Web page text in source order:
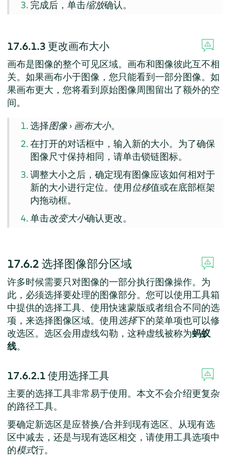
完成后，单击缩放确认。
17.6.1.3 更改画布大小
画布是图像的整个可见区域。画布和图像彼此互不相
关。如果画布小于图像，您只能看到一部分图像。如
果画布更大，您将看到原始图像周围留出了额外的空
间。
选择图像 › 画布大小。
在打开的对话框中，输入新的大小。为了确保
图像尺寸保持相同，请单击锁链图标。
调整大小之后，确定现有图像应该如何相对于
新的大小进行定位。使用位移值或在底部框架
内拖动框。
单击改变大小确认更改。
17.6.2 选择图像部分区域
许多时候需要只对图像的一部分执行图像操作。为
此，必须选择要处理的图像部分。您可以使用工具箱
中提供的选择工具、使用快速蒙版或者组合不同的选
项，来选择图像区域。使用选择下的菜单项也可以修
改选区。选区会用虚线勾勒，这种虚线被称为蚂蚁
线。
17.6.2.1使用选择工具
主要的选择工具非常易于使用。本文不会介绍更复杂
的路径工具。
要确定新选区是应替换/合并到现有选区、从现有选
区中减去，还是与现有选区相交，请使用工具选项中
的模式行。